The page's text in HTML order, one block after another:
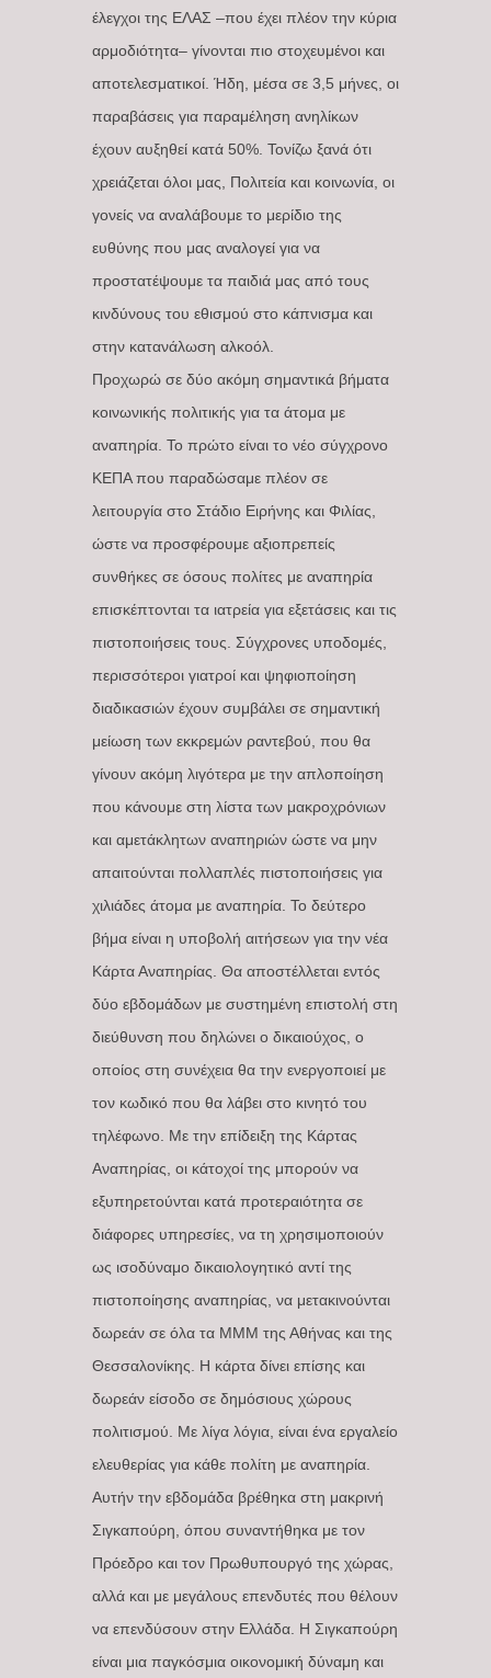
έλεγχοι της ΕΛΑΣ –που έχει πλέον την κύρια
αρμοδιότητα– γίνονται πιο στοχευμένοι και
αποτελεσματικοί. Ήδη, μέσα σε 3,5 μήνες, οι
παραβάσεις για παραμέληση ανηλίκων
έχουν αυξηθεί κατά 50%. Τονίζω ξανά ότι
χρειάζεται όλοι μας, Πολιτεία και κοινωνία, οι
γονείς να αναλάβουμε το μερίδιο της
ευθύνης που μας αναλογεί για να
προστατέψουμε τα παιδιά μας από τους
κινδύνους του εθισμού στο κάπνισμα και
στην κατανάλωση αλκοόλ.
Προχωρώ σε δύο ακόμη σημαντικά βήματα
κοινωνικής πολιτικής για τα άτομα με
αναπηρία. Το πρώτο είναι το νέο σύγχρονο
ΚΕΠΑ που παραδώσαμε πλέον σε
λειτουργία στο Στάδιο Ειρήνης και Φιλίας,
ώστε να προσφέρουμε αξιοπρεπείς
συνθήκες σε όσους πολίτες με αναπηρία
επισκέπτονται τα ιατρεία για εξετάσεις και τις
πιστοποιήσεις τους. Σύγχρονες υποδομές,
περισσότεροι γιατροί και ψηφιοποίηση
διαδικασιών έχουν συμβάλει σε σημαντική
μείωση των εκκρεμών ραντεβού, που θα
γίνουν ακόμη λιγότερα με την απλοποίηση
που κάνουμε στη λίστα των μακροχρόνιων
και αμετάκλητων αναπηριών ώστε να μην
απαιτούνται πολλαπλές πιστοποιήσεις για
χιλιάδες άτομα με αναπηρία. Το δεύτερο
βήμα είναι η υποβολή αιτήσεων για την νέα
Κάρτα Αναπηρίας. Θα αποστέλλεται εντός
δύο εβδομάδων με συστημένη επιστολή στη
διεύθυνση που δηλώνει ο δικαιούχος, ο
οποίος στη συνέχεια θα την ενεργοποιεί με
τον κωδικό που θα λάβει στο κινητό του
τηλέφωνο. Με την επίδειξη της Κάρτας
Αναπηρίας, οι κάτοχοί της μπορούν να
εξυπηρετούνται κατά προτεραιότητα σε
διάφορες υπηρεσίες, να τη χρησιμοποιούν
ως ισοδύναμο δικαιολογητικό αντί της
πιστοποίησης αναπηρίας, να μετακινούνται
δωρεάν σε όλα τα ΜΜΜ της Αθήνας και της
Θεσσαλονίκης. Η κάρτα δίνει επίσης και
δωρεάν είσοδο σε δημόσιους χώρους
πολιτισμού. Με λίγα λόγια, είναι ένα εργαλείο
ελευθερίας για κάθε πολίτη με αναπηρία.
Αυτήν την εβδομάδα βρέθηκα στη μακρινή
Σιγκαπούρη, όπου συναντήθηκα με τον
Πρόεδρο και τον Πρωθυπουργό της χώρας,
αλλά και με μεγάλους επενδυτές που θέλουν
να επενδύσουν στην Ελλάδα. Η Σιγκαπούρη
είναι μια παγκόσμια οικονομική δύναμη και